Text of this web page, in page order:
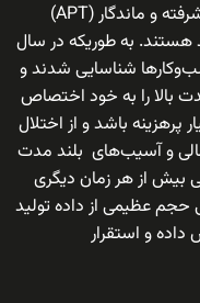
با توجه به گسترش روز افزون تهدیدات پیشرفته و ماندگار (APT)
به طوریکه در سال
شناسایی شدند و
بالا را به خود اختصاص
پرهزینه باشد و از اختلال
و آسیب‌های بلند مدت
بیش از هر زمان دیگری
عظیمی از داده تولید
و استقرار